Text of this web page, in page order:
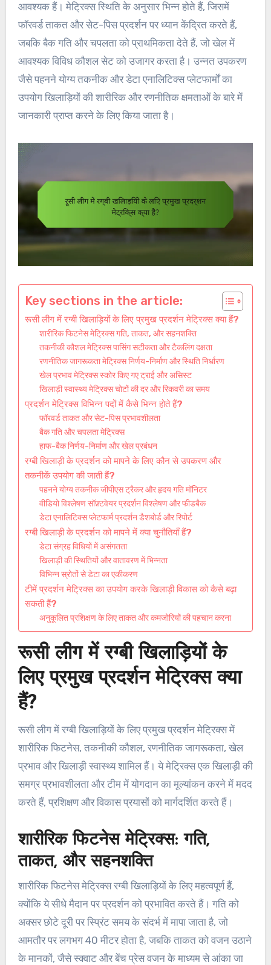
आवश्यक हैं। मेट्रिक्स स्थिति के अनुसार भिन्न होते हैं, जिसमें
फॉरवर्ड ताकत और सेट-पिस प्रदर्शन पर ध्यान केंद्रित करते हैं,
जबकि बैक गति और चपलता को प्राथमिकता देते हैं, जो खेल में
आवश्यक विविध कौशल सेट को उजागर करता है। उन्नत उपकरण
जैसे पहनने योग्य तकनीक और डेटा एनालिटिक्स प्लेटफार्मों का
उपयोग खिलाड़ियों की शारीरिक और रणनीतिक क्षमताओं के बारे में
जानकारी प्राप्त करने के लिए किया जाता है।
Key sections in the article:
रूसी लीग में रग्बी खिलाड़ियों के लिए प्रमुख प्रदर्शन मेट्रिक्स क्या हैं?
शारीरिक फिटनेस मेट्रिक्स गति, ताकत, और सहनशक्ति
तकनीकी कौशल मेट्रिक्स पासिंग सटीकता और टैकलिंग दक्षता
रणनीतिक जागरूकता मेट्रिक्स निर्णय-निर्माण और स्थिति निर्धारण
खेल प्रभाव मेट्रिक्स स्कोर किए गए ट्राई और असिस्ट
खिलाड़ी स्वास्थ्य मेट्रिक्स चोटों की दर और रिकवरी का समय
प्रदर्शन मेट्रिक्स विभिन्न पदों में कैसे भिन्न होते हैं?
फॉरवर्ड ताकत और सेट-पिस प्रभावशीलता
बैक गति और चपलता मेट्रिक्स
हाफ-बैक निर्णय-निर्माण और खेल प्रबंधन
रग्बी खिलाड़ी के प्रदर्शन को मापने के लिए कौन से उपकरण और
तकनीकें उपयोग की जाती हैं?
पहनने योग्य तकनीक जीपीएस ट्रैकर और हृदय गति मॉनिटर
वीडियो विश्लेषण सॉफ़्टवेयर प्रदर्शन विश्लेषण और फीडबैक
डेटा एनालिटिक्स प्लेटफार्म प्रदर्शन डैशबोर्ड और रिपोर्ट
रग्बी खिलाड़ी के प्रदर्शन को मापने में क्या चुनौतियाँ हैं?
डेटा संग्रह विधियों में असंगतता
खिलाड़ी की स्थितियों और वातावरण में भिन्नता
विभिन्न स्रोतों से डेटा का एकीकरण
टीमें प्रदर्शन मेट्रिक्स का उपयोग करके खिलाड़ी विकास को कैसे बढ़ा
सकती हैं?
अनुकूलित प्रशिक्षण के लिए ताकत और कमजोरियों की पहचान करना
रूसी लीग में रग्बी खिलाड़ियों के
लिए प्रमुख प्रदर्शन मेट्रिक्स क्या
हैं?
रूसी लीग में रग्बी खिलाड़ियों के लिए प्रमुख प्रदर्शन मेट्रिक्स में
शारीरिक फिटनेस, तकनीकी कौशल, रणनीतिक जागरूकता, खेल
प्रभाव और खिलाड़ी स्वास्थ्य शामिल हैं। ये मेट्रिक्स एक खिलाड़ी की
समग्र प्रभावशीलता और टीम में योगदान का मूल्यांकन करने में मदद
करते हैं, प्रशिक्षण और विकास प्रयासों को मार्गदर्शित करते हैं।
शारीरिक फिटनेस मेट्रिक्स: गति,
ताकत, और सहनशक्ति
शारीरिक फिटनेस मेट्रिक्स रग्बी खिलाड़ियों के लिए महत्वपूर्ण हैं,
क्योंकि ये सीधे मैदान पर प्रदर्शन को प्रभावित करते हैं। गति को
अक्सर छोटे दूरी पर स्प्रिंट समय के संदर्भ में मापा जाता है, जो
आमतौर पर लगभग 40 मीटर होता है, जबकि ताकत को वजन उठाने
के मानकों, जैसे स्क्वाट और बेंच प्रेस वजन के माध्यम से आंका जा